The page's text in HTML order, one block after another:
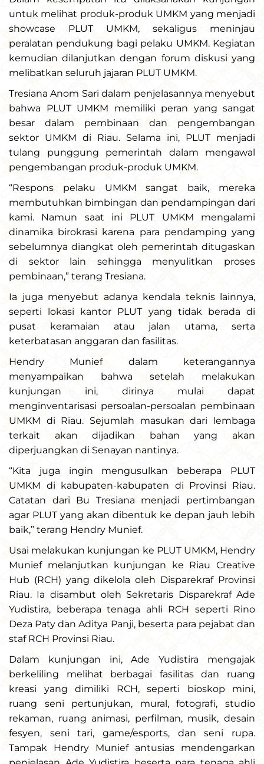
untuk melihat produk-produk UMKM yang menjadi
showcase PLUT UMKM, sekaligus meninjau
peralatan pendukung bagi pelaku UMKM. Kegiatan
kemudian dilanjutkan dengan forum diskusi yang
melibatkan seluruh jajaran PLUT UMKM.
Tresiana Anom Sari dalam penjelasannya menyebut
bahwa PLUT UMKM memiliki peran yang sangat
besar dalam pembinaan dan pengembangan
sektor UMKM di Riau. Selama ini, PLUT menjadi
tulang punggung pemerintah dalam mengawal
pengembangan produk-produk UMKM.
“Respons pelaku UMKM sangat baik, mereka
membutuhkan bimbingan dan pendampingan dari
kami. Namun saat ini PLUT UMKM mengalami
dinamika birokrasi karena para pendamping yang
sebelumnya diangkat oleh pemerintah ditugaskan
di sektor lain sehingga menyulitkan proses
pembinaan,” terang Tresiana.
Ia juga menyebut adanya kendala teknis lainnya,
seperti lokasi kantor PLUT yang tidak berada di
pusat keramaian atau jalan utama, serta
keterbatasan anggaran dan fasilitas.
Hendry Munief dalam keterangannya
menyampaikan bahwa setelah melakukan
kunjungan ini, dirinya mulai dapat
menginventarisasi persoalan-persoalan pembinaan
UMKM di Riau. Sejumlah masukan dari lembaga
terkait akan dijadikan bahan yang akan
diperjuangkan di Senayan nantinya.
“Kita juga ingin mengusulkan beberapa PLUT
UMKM di kabupaten-kabupaten di Provinsi Riau.
Catatan dari Bu Tresiana menjadi pertimbangan
agar PLUT yang akan dibentuk ke depan jauh lebih
baik,” terang Hendry Munief.
Usai melakukan kunjungan ke PLUT UMKM, Hendry
Munief melanjutkan kunjungan ke Riau Creative
Hub (RCH) yang dikelola oleh Disparekraf Provinsi
Riau. Ia disambut oleh Sekretaris Disparekraf Ade
Yudistira, beberapa tenaga ahli RCH seperti Rino
Deza Paty dan Aditya Panji, beserta para pejabat dan
staf RCH Provinsi Riau.
Dalam kunjungan ini, Ade Yudistira mengajak
berkeliling melihat berbagai fasilitas dan ruang
kreasi yang dimiliki RCH, seperti bioskop mini,
ruang seni pertunjukan, mural, fotografi, studio
rekaman, ruang animasi, perfilman, musik, desain
fesyen, seni tari, game/esports, dan seni rupa.
Tampak Hendry Munief antusias mendengarkan